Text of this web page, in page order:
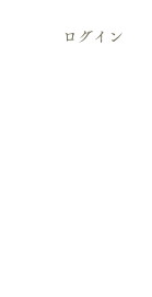
ログイン